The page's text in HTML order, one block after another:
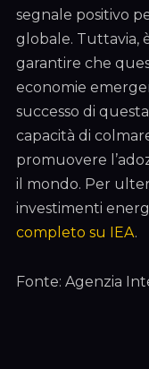
segnale positivo
globale. Tuttavia,
garantire che
economie
successo di
capacità di
promuovere
il mondo. Per
investimenti
completo su IEA.
Fonte: Agenzia